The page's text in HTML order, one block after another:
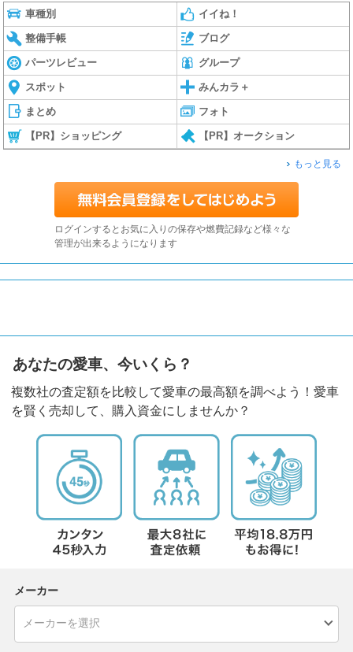
車種別 イイね！
整備手帳 ブログ
パーツレビュー グループ
スポット みんカラ＋
まとめ フォト
【PR】ショッピング 【PR】オークション
もっと見る
ログインするとお気に入りの保存や燃費記録など様々な
管理が出来るようになります
あなたの愛車、今いくら？
複数社の査定額を比較して愛車の最高額を調べよう！愛車
を賢く売却して、購入資金にしませんか？
メーカー